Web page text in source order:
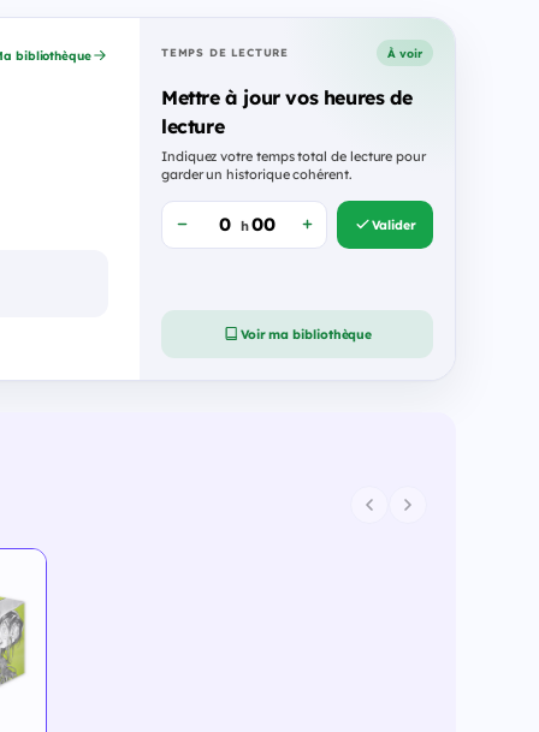
bibliothèque TEMPS DE LECTURE À voir
Mettre à jour vos heures de
lecture
Indiquez votre temps total de lecture pour
garder un historique cohérent.
h Valider
Voir ma bibliothèque